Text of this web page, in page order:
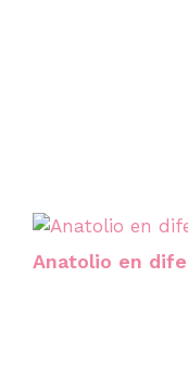
Anatolio en